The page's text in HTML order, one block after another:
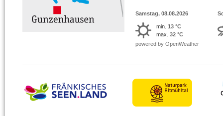
Samstag, 08.08.2026
min. 13 °C
max. 32 °C
powered by OpenWeather